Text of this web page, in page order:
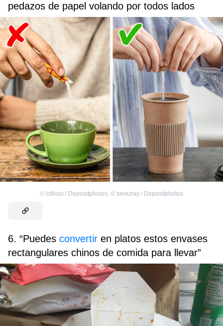
pedazos de papel volando por todos lados
© lofilolo / Depositphotos © serezniy / Depositphotos
6. “Puedes convertir en platos estos envases
rectangulares chinos de comida para llevar”